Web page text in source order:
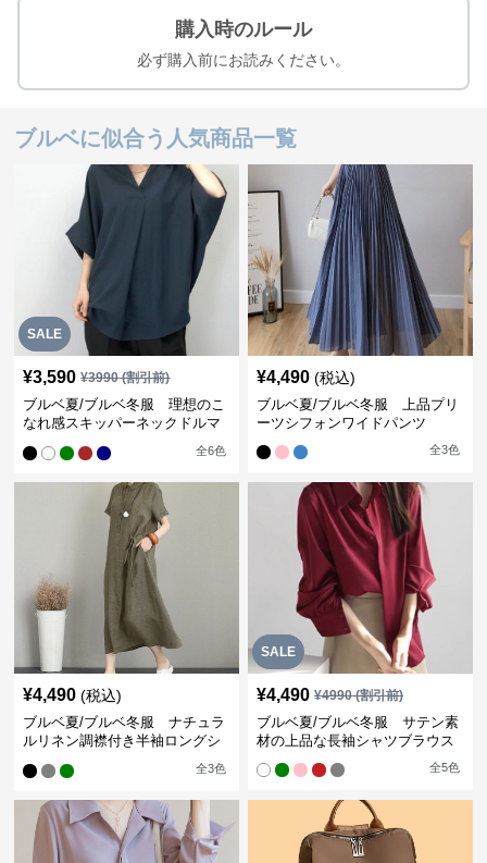
購入時のルール
必ず購入前にお読みください。
ブルベに似合う人気商品一覧
SALE
¥3,590 ¥3990(割引前)
ブルベ夏/ブルベ冬服 理想のこ
なれ感スキッパーネックドルマ
全6色
¥4,490 (税込)
ブルベ夏/ブルベ冬服 上品プリ
ーツシフォンワイドパンツ
全3色
¥4,490 (税込)
ブルベ夏/ブルベ冬服 ナチュラ
ルリネン調襟付き半袖ロングシ
全3色
SALE
¥4,490 ¥4990(割引前)
ブルベ夏/ブルベ冬服 サテン素
材の上品な長袖シャツブラウス
全5色